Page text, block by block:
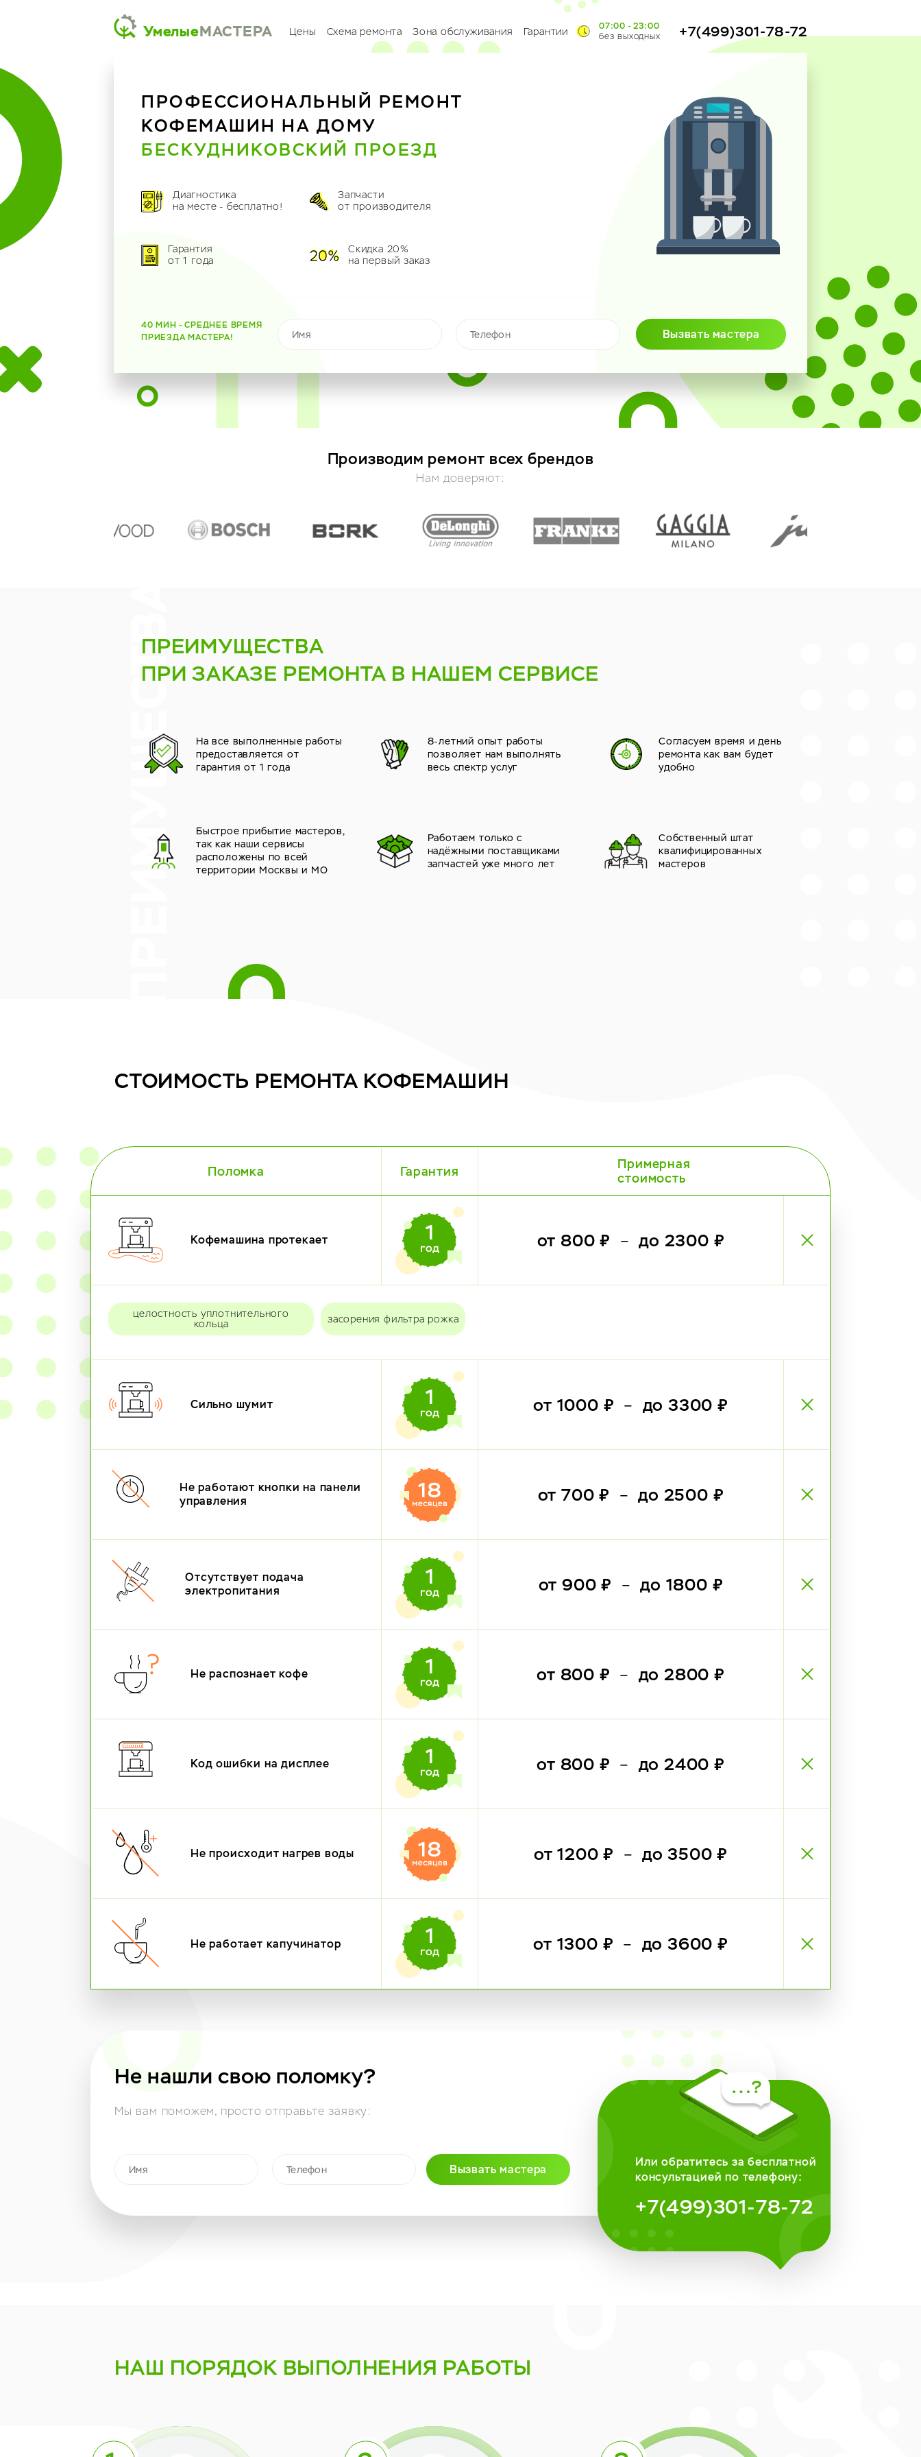
УмелыеМАСТЕРА Цены Схема ремонта Зона обслуживания Гарантии
07:00 - 23:00
без выходных
+7(499)301-78-72
ПРОФЕССИОНАЛЬНЫЙ РЕМОНТ
КОФЕМАШИН НА ДОМУ
БЕСКУДНИКОВСКИЙ ПРОЕЗД
Диагностика
на месте - бесплатно!
Запчасти
от производителя
Гарантия
от 1 года
Скидка 20%
на первый заказ
40 МИН - СРЕДНЕЕ ВРЕМЯ
ПРИЕЗДА МАСТЕРА!
Вызвать мастера
Производим ремонт всех брендов
Нам доверяют:
ПРЕИМУЩЕСТВА
ПРИ ЗАКАЗЕ РЕМОНТА В НАШЕМ СЕРВИСЕ
На все выполненные работы
предоставляется от
гарантия от 1 года
8-летний опыт работы
позволяет нам выполнять
весь спектр услуг
Согласуем время и день
ремонта как вам будет
удобно
Быстрое прибытие мастеров,
так как наши сервисы
расположены по всей
территории Москвы и МО
Работаем только с
надёжными поставщиками
запчастей уже много лет
Собственный штат
квалифицированных
мастеров
СТОИМОСТЬ РЕМОНТА КОФЕМАШИН
Поломка Гарантия
Примерная
стоимость
Кофемашина протекает от 800 ₽ — до 2300 ₽
целостность уплотнительного
кольца
засорения фильтра рожка
Сильно шумит от 1000 ₽ — до 3300 ₽
Не работают кнопки на панели
управления
от 700 ₽ — до 2500 ₽
Отсутствует подача
электропитания
от 900 ₽ — до 1800 ₽
Не распознает кофе от 800 ₽ — до 2800 ₽
Код ошибки на дисплее от 800 ₽ — до 2400 ₽
Не происходит нагрев воды от 1200 ₽ — до 3500 ₽
Не работает капучинатор от 1300 ₽ — до 3600 ₽
Не нашли свою поломку?
Мы вам поможем, просто отправьте заявку:
Вызвать мастера
Или обратитесь за бесплатной
консультацией по телефону:
+7(499)301-78-72
НАШ ПОРЯДОКВЫПОЛНЕНИЯ РАБОТЫ